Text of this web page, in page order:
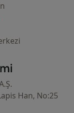
- Ana Sayfa
Han, No:25